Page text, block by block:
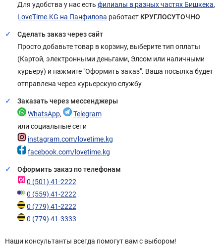
Для удобства у нас есть филиалы в разных частях Бишкека,
LoveTime.KG на Панфилова работает КРУГЛОСУТОЧНО
Сделать заказ через сайт
Просто добавьте товар в корзину, выберите тип оплаты
(Картой, электронными деньгами, Элсом или наличными
курьеру) и нажмите "Оформить заказ". Ваша посылка будет
отправлена через курьерскую службу
Заказать через мессенджеры
WhatsApp,
Telegram
или социальные сети
instagram.com/lovetime.kg
facebook.com/lovetime.kg
Оформить заказ по телефонам
0 (501) 41-2222
0 (559) 41-2222
0 (779) 41-2222
0 (779) 41-3333
Наши консультанты всегда помогут вам с выбором!